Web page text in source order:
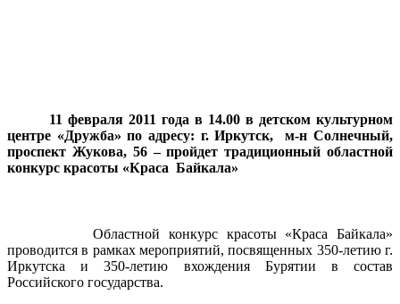
11 февраля 2011 года в 14.00 в детском культурном
центре «Дружба» по адресу: г. Иркутск,
м-н Солнечный,
проспект Жукова, 56 – пройдеттрадиционный областной
конкурс красоты «Краса Байкала»
Областной конкурс красоты «Краса Байкала»
проводится в рамках мероприятий, посвященных 350-летию г.
Иркутска и 350-летию вхождения Бурятии в состав
Российского государства.